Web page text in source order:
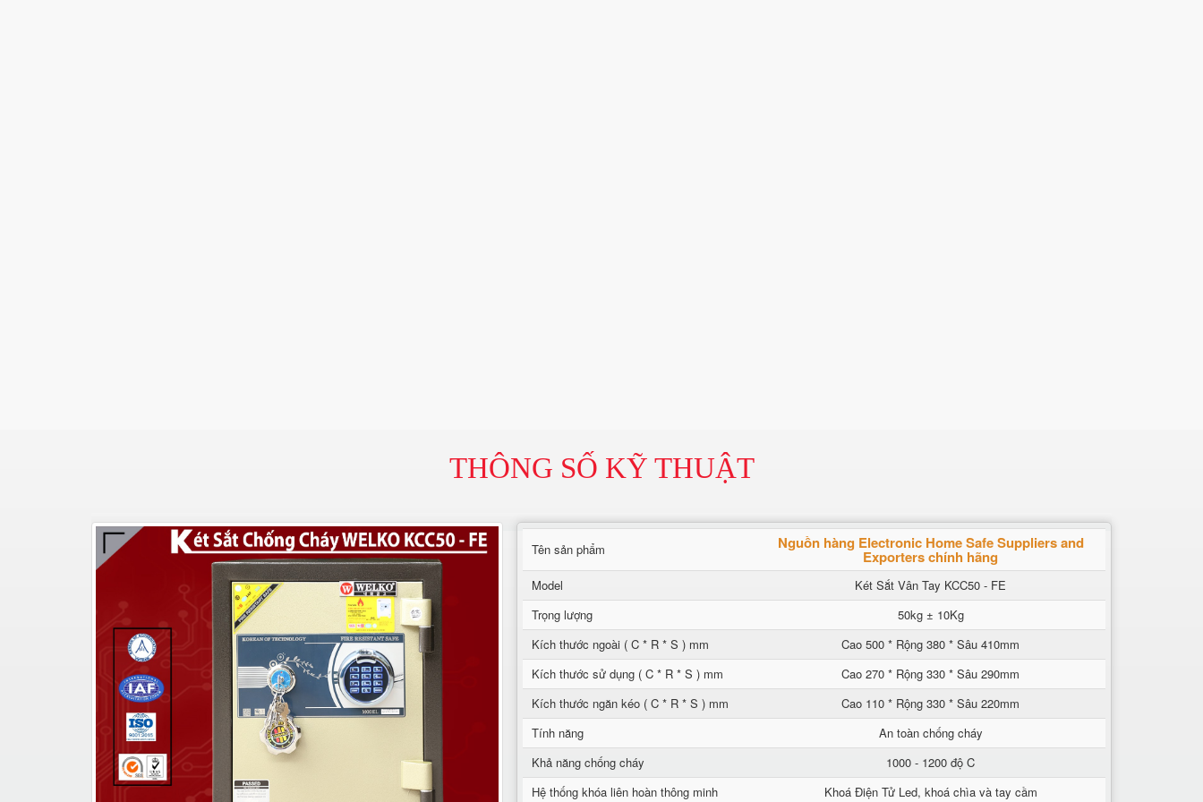
THÔNG SỐ KỸ THUẬT
Tên sản phẩm Nguồn hàng Electronic Home Safe Suppliers and
Exporters chính hãng
Model
Két Sắt Vân Tay KCC50 - FE
Trọng lượng
50kg ± 10Kg
Kích thước ngoài ( C * R * S ) mm
Cao 500 * Rộng 380 * Sâu 410mm
Kích thước sử dụng ( C * R * S ) mm
Cao 270 * Rộng 330 * Sâu 290mm
Kích thước ngăn kéo ( C * R * S ) mm
Cao 110 * Rộng 330 * Sâu 220mm
Tính năng
An toàn chống cháy
Khả năng chống cháy
1000 - 1200 độ C
Hệ thống khóa liên hoàn thông minh
Khoá Điện Tử Led, khoá chìa và tay cầm